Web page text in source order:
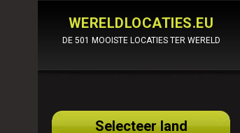
WERELDLOCATIES.EU
DE 501 MOOISTE LOCATIES TER WERELD
Selecteer land